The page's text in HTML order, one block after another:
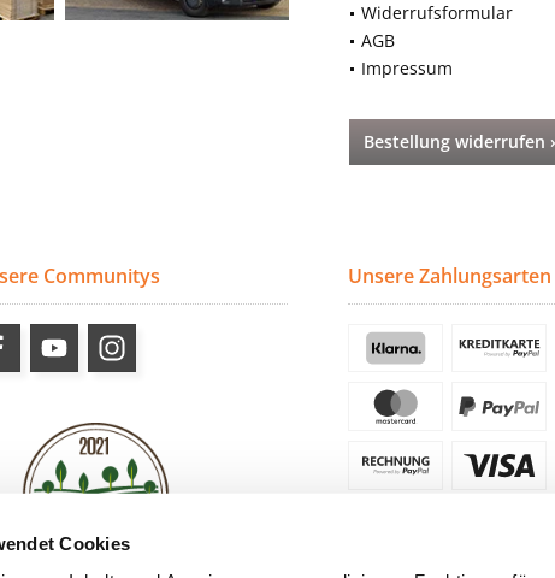
Cookies
Widerrufsformular
AGB
Impressum
Bestellung widerrufen ›
Communitys Unsere Zahlungsarten